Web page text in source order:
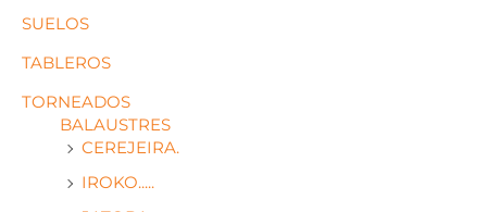
SUELOS
TABLEROS
TORNEADOS
BALAUSTRES
CEREJEIRA.
IROKO.....